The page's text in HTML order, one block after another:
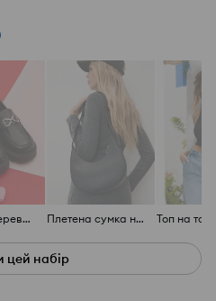
Елегантні черевики Плетена сумка на плече
цей набір